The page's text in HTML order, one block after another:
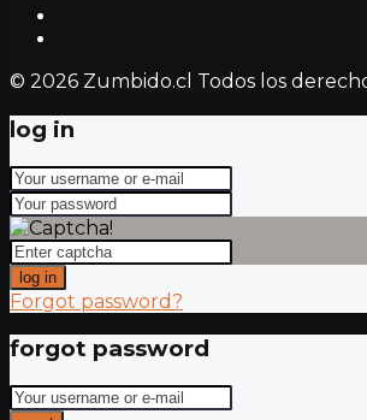
© 2026 Zumbido.cl Todos los
log in
log in
Forgot password?
forgot password